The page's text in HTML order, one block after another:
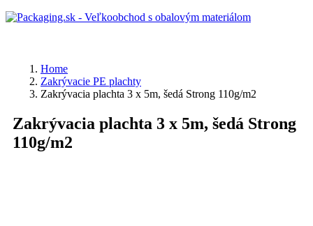
Home
Zakrývacie PE plachty
Zakrývacia plachta 3 x 5m, šedá Strong 110g/m2
Zakrývacia plachta 3 x 5m, šedá Strong
110g/m2